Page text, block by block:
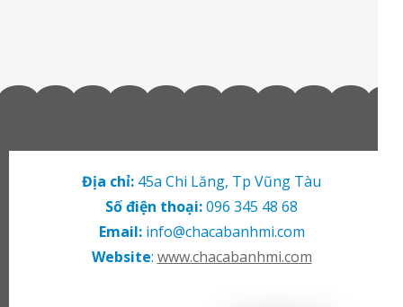
Địa chỉ: 45a Chi Lăng, Tp Vũng Tàu
Số điện thoại:096 345 48 68
Email:info@chacabanhmi.com
Website: www.chacabanhmi.com